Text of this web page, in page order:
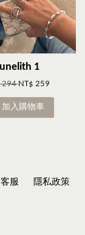
1
294NT$ 259
加入購物車
客服 隱私政策